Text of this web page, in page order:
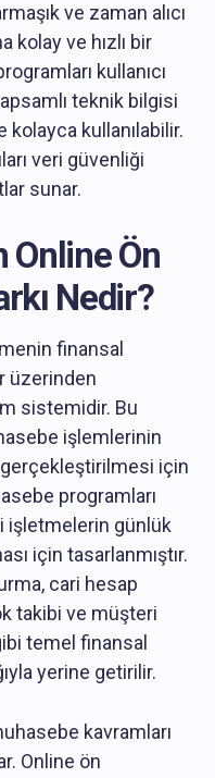
ve zaman alıcı
kolay ve hızlı bir
kullanıcı
teknik bilgisi
kolayca kullanılabilir.
veri güvenliği
sunar.
Online Ön
Nedir?
finansal
üzerinden
sistemidir. Bu
işlemlerinin
gerçekleştirilmesi için
programları
işletmelerin günlük
için tasarlanmıştır.
cari hesap
takibi ve müşteri
temel finansal
yerine getirilir.
kavramları
Online ön